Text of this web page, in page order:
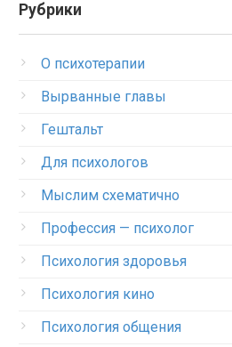
Рубрики
O психотерапии
Вырванные главы
Гештальт
Для психологов
Мыслим схематично
Профессия — психолог
Психология здоровья
Психология кино
Психология общения